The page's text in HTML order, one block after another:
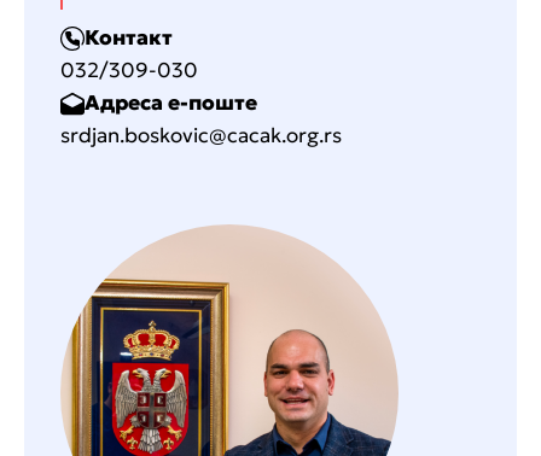
Контакт
032/309-030
Адреса е-поште
srdjan.boskovic@cacak.org.rs